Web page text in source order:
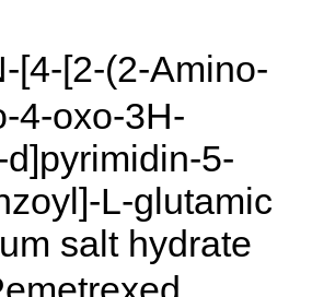
[4-[2-(2-Amino-
4-oxo-3H-
5-
L-glutamic
salt hydrate